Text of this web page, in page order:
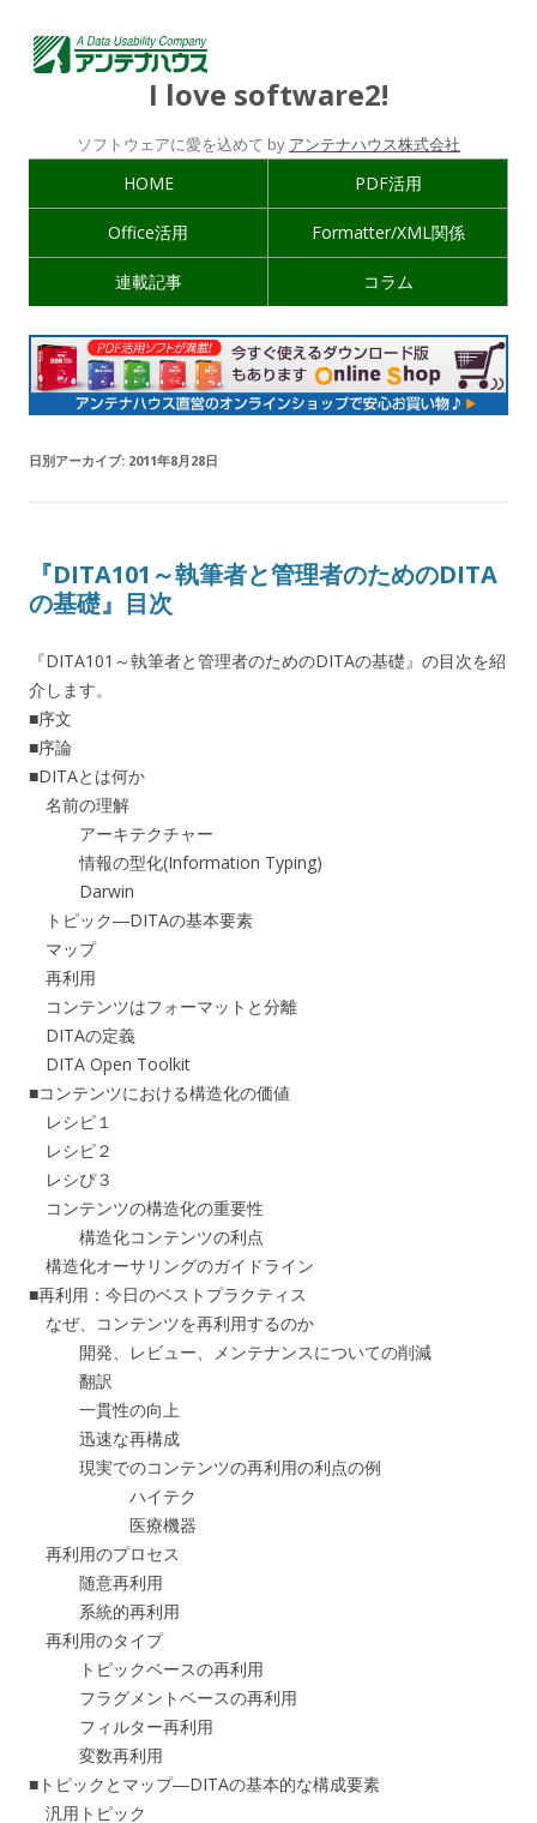
I love software2!
ソフトウェアに愛を込めて by アンテナハウス株式会社
HOME PDF活用
Office活用 Formatter/XML関係
連載記事 コラム
日別アーカイブ: 2011年8月28日
『DITA101～執筆者と管理者のためのDITA
の基礎』目次
『DITA101～執筆者と管理者のためのDITAの基礎』の目次を紹
介します。
■序文
■序論
■DITAとは何か
名前の理解
アーキテクチャー
情報の型化(Information Typing)
Darwin
トピック―DITAの基本要素
マップ
再利用
コンテンツはフォーマットと分離
DITAの定義
DITA Open Toolkit
■コンテンツにおける構造化の価値
レシピ１
レシピ２
レシぴ３
コンテンツの構造化の重要性
構造化コンテンツの利点
構造化オーサリングのガイドライン
■再利用：今日のベストプラクティス
なぜ、コンテンツを再利用するのか
開発、レビュー、メンテナンスについての削減
翻訳
一貫性の向上
迅速な再構成
現実でのコンテンツの再利用の利点の例
ハイテク
医療機器
再利用のプロセス
随意再利用
系統的再利用
再利用のタイプ
トピックベースの再利用
フラグメントベースの再利用
フィルター再利用
変数再利用
■トピックとマップ―DITAの基本的な構成要素
汎用トピック